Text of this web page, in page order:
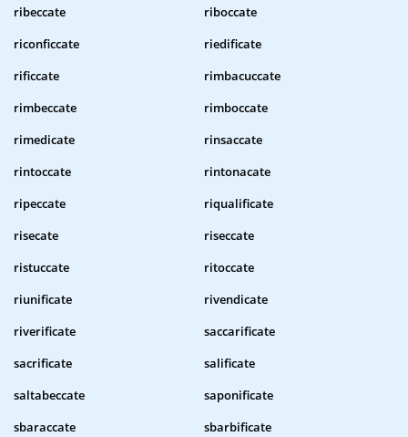
ribeccate
riboccate
riconficcate
riedificate
rificcate
rimbacuccate
rimbeccate
rimboccate
rimedicate
rinsaccate
rintoccate
rintonacate
ripeccate
riqualificate
risecate
riseccate
ristuccate
ritoccate
riunificate
rivendicate
riverificate
saccarificate
sacrificate
salificate
saltabeccate
saponificate
sbaraccate
sbarbificate